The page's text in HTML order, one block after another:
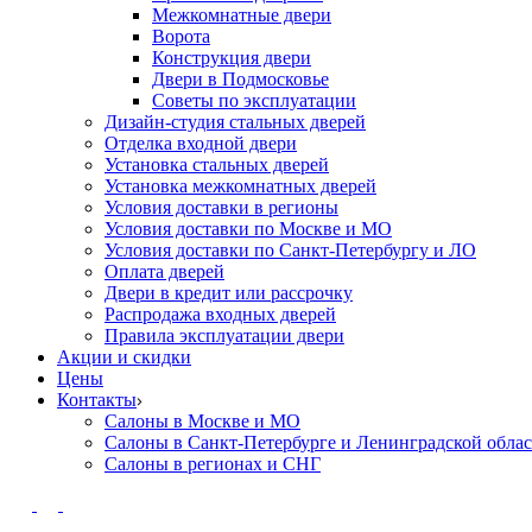
Межкомнатные двери
Ворота
Конструкция двери
Двери в Подмосковье
Cоветы по эксплуатации
Дизайн-студия стальных дверей
Отделка входной двери
Установка стальных дверей
Установка межкомнатных дверей
Условия доставки в регионы
Условия доставки по Москве и МО
Условия доставки по Санкт-Петербургу и ЛО
Оплата дверей
Двери в кредит или рассрочку
Распродажа входных дверей
Правила эксплуатации двери
Акции и скидки
Цены
Контакты
Салоны в Москве и МО
Салоны в Санкт-Петербурге и Ленинградской
Салоны в регионах и СНГ